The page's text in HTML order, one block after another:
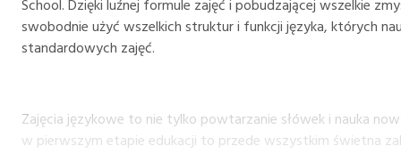
School. Dzięki luźnej formule zajęć i pobudzającej wszelkie
swobodnie użyć wszelkich struktur i funkcji języka, których
standardowych zajęć.
Zajęcia językowe to nie tylko powtarzanie słówek i nauka
w pierwszym etapie edukacji to przede wszystkim świetna